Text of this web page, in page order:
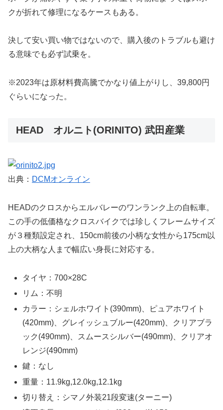
クが折れて修理になるケースもある。
決して安い買い物ではないので、購入後のトラブルも避け
る意味でも必ず試乗を。
※2023年は原材料費高騰でかなり値上がりし、39,800円
ぐらいになった。
HEAD オルニト(ORINITO) 武田産業
出典： DCMオンライン
HEADのクロスからエルバレーのワンランク上の自転車。
この手の低価格なクロスバイクでは珍しくフレームサイズ
が３種類設定され、150cm前後の小柄な女性から175cm以
上の大柄な人まで幅広い身長に対応する。
タイヤ：700×28C
リム：不明
カラー：シェルホワイト(390mm)、ピュアホワイト
(420mm)、グレイッシュブルー(420mm)、クリアブラ
ック(490mm)、スムースシルバー(490mm)、クリアオ
レンジ(490mm)
鍵：なし
重量：11.9kg,12.0kg,12.1kg
切り替え：シマノ外装21段変速(ターニー)